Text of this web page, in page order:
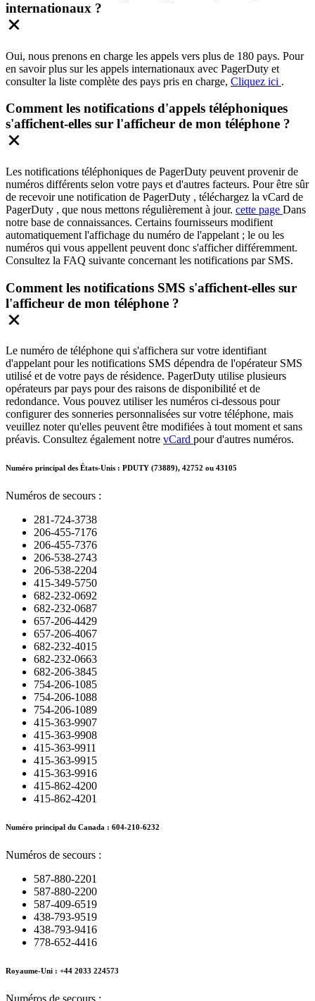
internationaux ?
Oui, nous prenons en charge les appels vers plus de 180 pays. Pour
en savoir plus sur les appels internationaux avec PagerDuty et
consulter la liste complète des pays pris en charge, Cliquez ici .
Comment les notifications d'appels téléphoniques
s'affichent-elles sur l'afficheur de mon téléphone ?
Les notifications téléphoniques de PagerDuty peuvent provenir de
numéros différents selon votre pays et d'autres facteurs. Pour être sûr
de recevoir une notification de PagerDuty , téléchargez la vCard de
PagerDuty , que nous mettons régulièrement à jour. cette page Dans
notre base de connaissances. Certains fournisseurs modifient
automatiquement l'affichage du numéro de l'appelant ; le ou les
numéros qui vous appellent peuvent donc s'afficher différemment.
Consultez la FAQ suivante concernant les notifications par SMS.
Comment les notifications SMS s'affichent-elles sur
l'afficheur de mon téléphone ?
Le numéro de téléphone qui s'affichera sur votre identifiant
d'appelant pour les notifications SMS dépendra de l'opérateur SMS
utilisé et de votre pays de résidence. PagerDuty utilise plusieurs
opérateurs par pays pour des raisons de disponibilité et de
redondance. Vous pouvez utiliser les numéros ci-dessous pour
configurer des sonneries personnalisées sur votre téléphone, mais
veuillez noter qu'elles peuvent être modifiées à tout moment et sans
préavis. Consultez également notre vCard pour d'autres numéros.
Numéro principal des États-Unis : PDUTY (73889), 42752 ou 43105
Numéros de secours :
281-724-3738
206-455-7176
206-455-7376
206-538-2743
206-538-2204
415-349-5750
682-232-0692
682-232-0687
657-206-4429
657-206-4067
682-232-4015
682-232-0663
682-206-3845
754-206-1085
754-206-1088
754-206-1089
415-363-9907
415-363-9908
415-363-9911
415-363-9915
415-363-9916
415-862-4200
415-862-4201
Numéro principal du Canada : 604-210-6232
Numéros de secours :
587-880-2201
587-880-2200
587-409-6519
438-793-9519
438-793-9416
778-652-4416
Royaume-Uni : +44 2033 224573